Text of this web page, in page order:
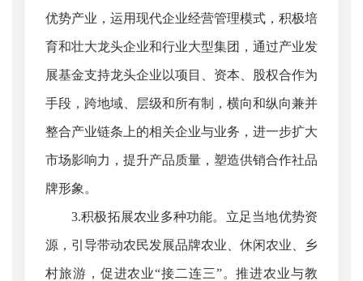
优势产业，运用现代企业经营管理模式，积极培
育和壮大龙头企业和行业大型集团，通过产业发
展基金支持龙头企业以项目、资本、股权合作为
手段，跨地域、层级和所有制，横向和纵向兼并
整合产业链条上的相关企业与业务，进一步扩大
市场影响力，提升产品质量，塑造供销合作社品
牌形象。
3.积极拓展农业多种功能。立足当地优势资
源，引导带动农民发展品牌农业、休闲农业、乡
村旅游，促进农业“接二连三”。推进农业与教